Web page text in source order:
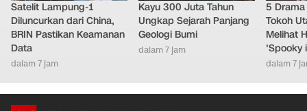
Satelit Lampung-1
Diluncurkan dari China,
BRIN Pastikan Keamanan
Data
dalam 7 jam
Kayu 300 Juta Tahun
Ungkap Sejarah Panjang
Geologi Bumi
dalam 7 jam
5
Tokoh
Melihat
'Spooky
dalam 7